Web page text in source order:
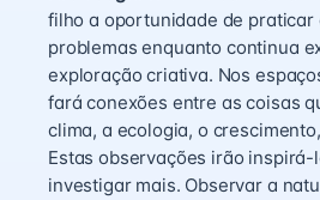
filho a oportunidade de praticar
problemas enquanto continua
exploração criativa. Nos
fará conexões entre as coisas
clima, a ecologia, o
Estas observações irão
investigar mais. Observar a